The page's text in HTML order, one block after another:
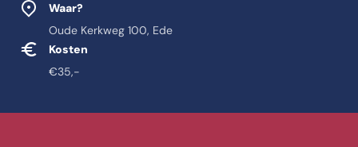
Waar?
Oude Kerkweg 100, Ede
Kosten
€35,-